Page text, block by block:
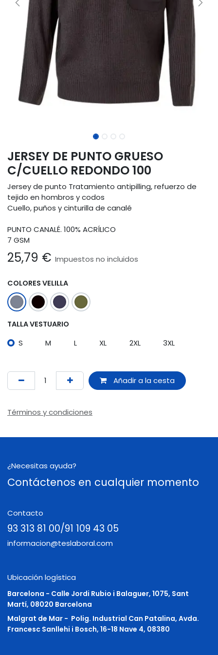
JERSEY DE PUNTO GRUESO
C/CUELLO REDONDO 100
Jersey de punto Tratamiento antipilling, refuerzo de
tejido en hombros y codos
Cuello, puños y cinturilla de canalé
PUNTO CANALÉ. 100% ACRÍLICO
7 GSM
25,79 € Impuestos no incluidos
COLORES VELILLA
TALLA VESTUARIO
S M L XL 2XL 3XL
Añadir a la cesta
Términos y condiciones
¿Necesitas ayuda?
Contáctenos en cualquier momento
Contacto
93 313 81 00/91 109 43 05
informacion@teslaboral.com
Ubicación logística
Barcelona - Calle Jordi Rubio i Balaguer, 1075, Sant
Martí, 08020 Barcelona
Malgrat de Mar - Polig. Industrial Can Patalina, Avda.
Francesc Sanllehi i Bosch, 16-18 Nave 4, 08380